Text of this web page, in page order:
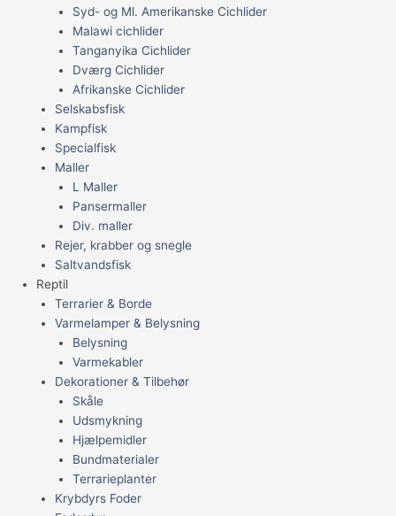
Syd- og Ml. Amerikanske Cichlider
Malawi cichlider
Tanganyika Cichlider
Dværg Cichlider
Afrikanske Cichlider
Selskabsfisk
Kampfisk
Specialfisk
Maller
L Maller
Pansermaller
Div. maller
Rejer, krabber og snegle
Saltvandsfisk
Reptil
Terrarier & Borde
Varmelamper & Belysning
Belysning
Varmekabler
Dekorationer & Tilbehør
Skåle
Udsmykning
Hjælpemidler
Bundmaterialer
Terrarieplanter
Krybdyrs Foder